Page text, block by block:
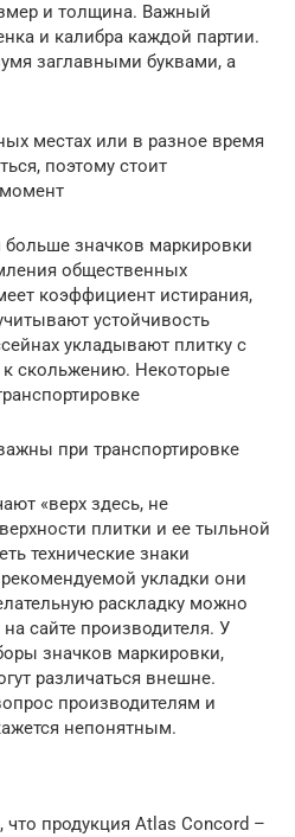
и толщина. Важный
и калибра каждой партии.
заглавными буквами, а
местах или в разное время
поэтому стоит
момент
значков маркировки
общественных
коэффициент истирания,
устойчивость
укладывают плитку с
скольжению. Некоторые
при транспортировке
«верх здесь, не
плитки и ее тыльной
технические знаки
укладки они
раскладку можно
сайте производителя. У
значков маркировки,
различаться внешне.
производителям и
непонятным.
продукция Atlas Concord –